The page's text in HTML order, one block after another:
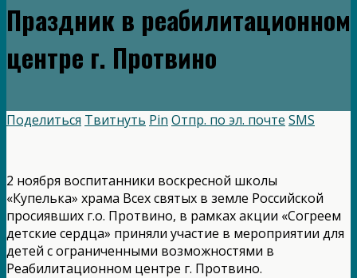
Праздник в реабилитационном
центре г. Протвино
Поделиться Твитнуть Pin Отпр. по эл. почте SMS
2 ноября воспитанники воскресной школы
«Купелька» храма Всех святых в земле Российской
просиявших г.о. Протвино, в рамках акции «Согреем
детские сердца» приняли участие в мероприятии для
детей с ограниченными возможностями в
Реабилитационном центре г. Протвино.